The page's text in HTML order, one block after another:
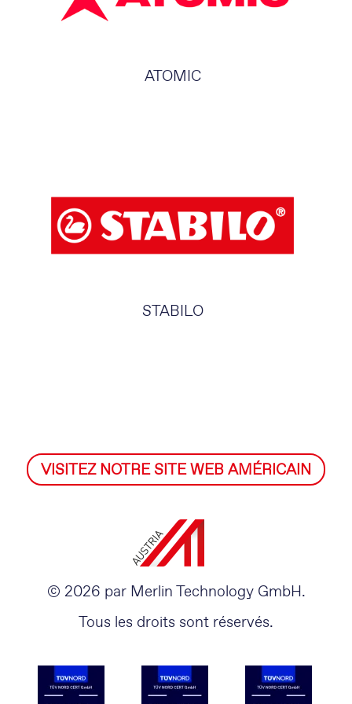
ATOMIC
STABILO
VISITEZ NOTRE SITE WEB AMÉRICAIN
© 2026 par Merlin Technology GmbH.
Tous les droits sont réservés.